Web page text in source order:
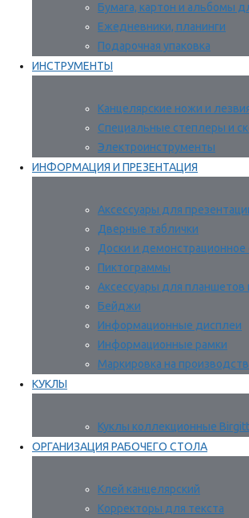
Бумага, картон и альбомы
Ежедневники, планинги
Подарочная упаковка
ИНСТРУМЕНТЫ
Канцелярские ножи и
Специальные степлеры и
Электроинструменты
ИНФОРМАЦИЯ И ПРЕЗЕНТАЦИЯ
Аксессуары для
Дверные таблички
Доски и демонстрационное
Пиктограммы
Аксессуары для планшетов
Бейджи
Информационные дисплеи
Информационные рамки
Маркировка на
КУКЛЫ
Куклы коллекционные
ОРГАНИЗАЦИЯ РАБОЧЕГО СТОЛА
Клей канцелярский
Корректоры для текста